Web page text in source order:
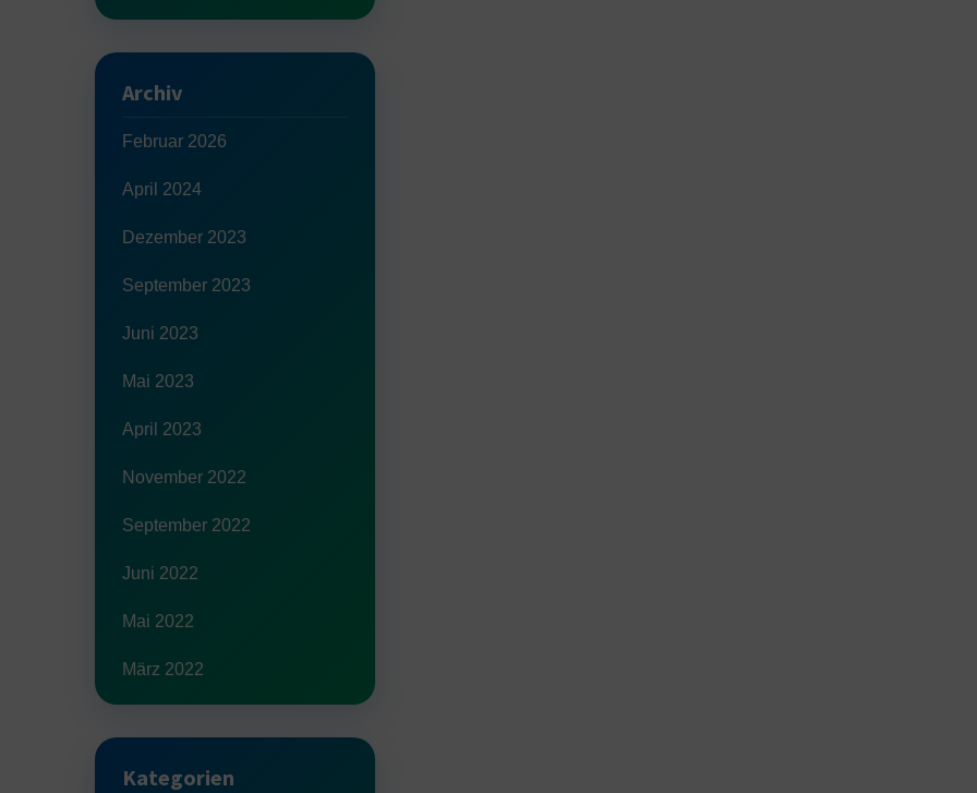
Archiv
Februar 2026
April 2024
Dezember 2023
September 2023
Juni 2023
Mai 2023
April 2023
November 2022
September 2022
Juni 2022
Mai 2022
März 2022
Kategorien